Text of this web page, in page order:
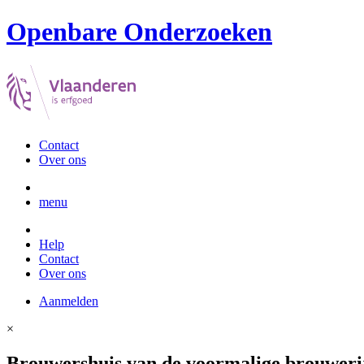
Openbare Onderzoeken
Contact
Over ons
menu
Help
Contact
Over ons
Aanmelden
×